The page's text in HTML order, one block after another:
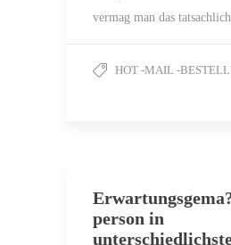
vermag man das
HOT -MAIL -
person in